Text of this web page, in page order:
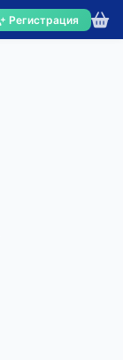
Регистрация